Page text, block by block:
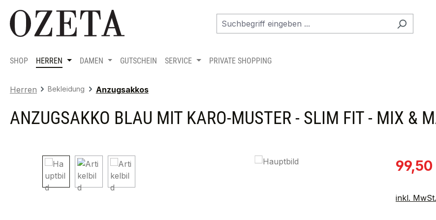
Hauptinhalt springen
Zur Suche springen
Zur Hauptnavigation springen
SHOP HERREN DAMEN GUTSCHEIN SERVICE PRIVATE SHOPPING
Herren Bekleidung Anzugsakkos
ANZUGSAKKO BLAU MIT KARO-MUSTER - SLIM FIT - MIX &
Bildergalerie überspringen 99,50
inkl.